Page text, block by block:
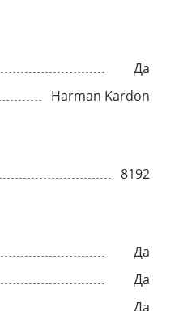
Да
Harman Kardon
8192
Да
Да
Да